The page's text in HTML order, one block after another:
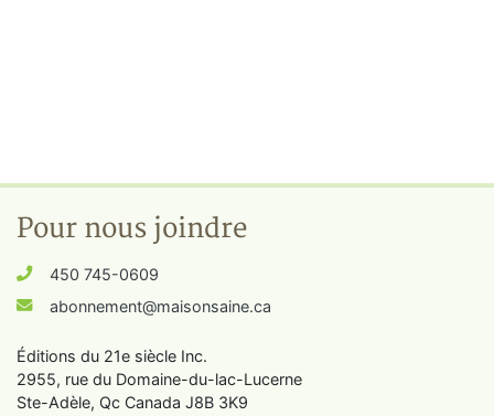
Pour nous joindre
450 745-0609
abonnement@maisonsaine.ca
Éditions du 21e siècle Inc.
2955, rue du Domaine-du-lac-Lucerne
Ste-Adèle, Qc Canada J8B 3K9